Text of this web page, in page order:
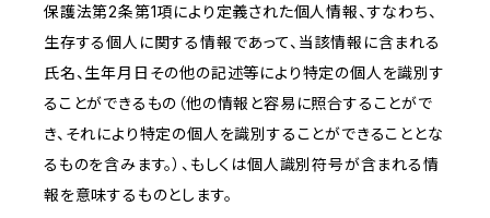
保護法第2条第1項により定義された個人情報、すなわち、
生存する個人に関する情報であって、当該情報に含まれる
氏名、生年月日その他の記述等により特定の個人を識別す
ることができるもの（他の情報と容易に照合することがで
き、それにより特定の個人を識別することができることとな
るものを含みます。）、もしくは個人識別符号が含まれる情
報を意味するものとします。